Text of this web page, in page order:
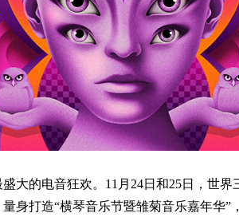
大的电音狂欢。11月24日和25日，世
身打造“横琴音乐节暨雏菊音乐嘉年华